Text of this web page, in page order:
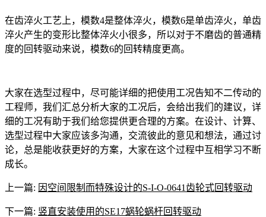
在齿淬火工艺上，模数4是整体淬火，模数6是单齿淬火，单齿
淬火产生的变形比整体淬火小很多，所以对于不磨齿的普通精
度的回转驱动来说，模数6的回转精度更高。
大家在选型过程中，尽可能详细的把使用工况告知不二传动的
工程师，我们汇总分析大家的工况后，会给出我们的建议，详
细的工况有助于我们给您提供更合理的方案。在设计、计算、
选型过程中大家应该多沟通，交流彼此的意见和想法，通过讨
论，总是能收获更好的方案，大家在这个过程中互相学习不断
成长。
上一篇: 因空间限制而特殊设计的S-I-O-0641齿轮式回转驱动
下一篇: 竖直安装使用的SE17蜗轮蜗杆回转驱动